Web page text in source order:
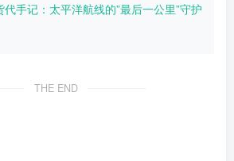
代手记：太平洋航线的”最后一公里”守护
THE END